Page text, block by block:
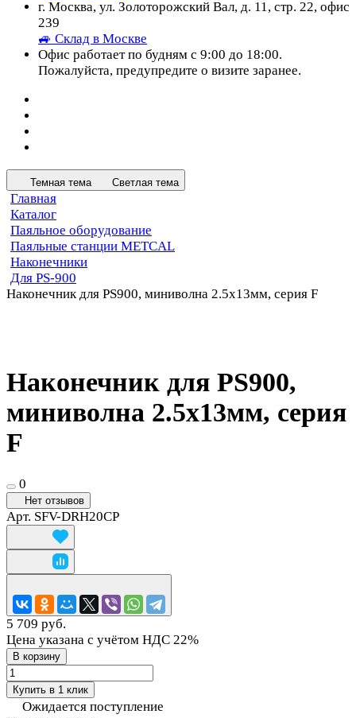
г. Москва, ул. Золоторожский Вал, д. 11, стр. 22, офис
239
🚙 Склад в Москве
Офис работает по будням с 9:00 до 18:00.
Пожалуйста, предупредите о визите заранее.
Темная тема Светлая тема
Главная
Каталог
Паяльное оборудование
Паяльные станции METCAL
Наконечники
Для PS-900
Наконечник для PS900, миниволна 2.5х13мм, серия F
Наконечник для PS900,
миниволна 2.5х13мм, серия
F
0
Нет отзывов
Арт. SFV-DRH20CP
5 709 руб.
Цена указана с учётом НДС 22%
В корзину
Купить в 1 клик
Ожидается поступление